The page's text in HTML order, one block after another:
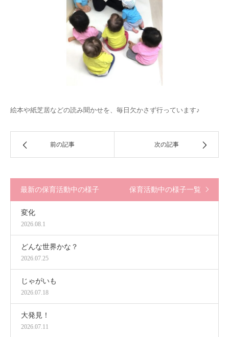
絵本や紙芝居などの読み聞かせを、毎日欠かさず行っています♪
前の記事 次の記事
最新の保育活動中の様子 保育活動中の様子一覧
変化
2026.08.1
どんな世界かな？
2026.07.25
じゃがいも
2026.07.18
大発見！
2026.07.11